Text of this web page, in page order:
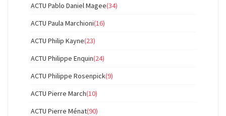
ACTU Pablo Daniel Magee(34)
ACTU Paula Marchioni(16)
ACTU Philip Kayne(23)
ACTU Philippe Enquin(24)
ACTU Philippe Rosenpick(9)
ACTU Pierre March(10)
ACTU Pierre Ménat(90)